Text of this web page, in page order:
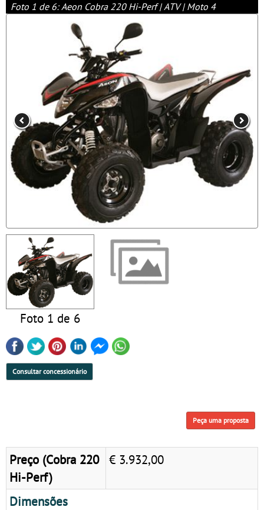
Foto 1 de 6: Aeon Cobra 220 Hi-Perf | ATV | Moto 4
Foto 1 de 6
Consultar concessionário
Peça uma proposta
Preço (Cobra 220
Hi-Perf)
€ 3.932,00
Dimensões